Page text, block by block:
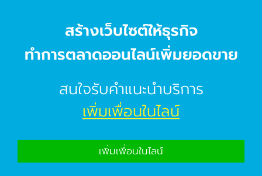
สร้างเว็บไซต์ให้ธุรกิจ
ทำการตลาดออนไลน์เพิ่มยอดขาย
สนใจรับคำแนะนำบริการ
เพิ่มเพื่อนในไลน์
เพิ่มเพื่อนในไลน์